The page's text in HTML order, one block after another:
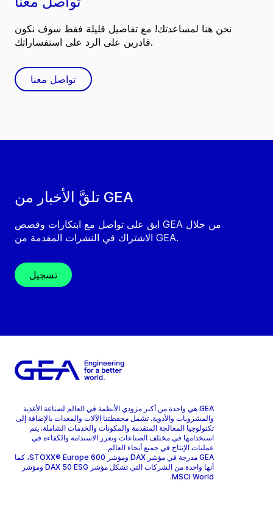
تلقَّ الأخبار من GEA
ابق على تواصل مع ابتكارات وقصص GEA من خلال
الاشتراك في النشرات المقدمة من GEA.
تسجيل
نحن هنا لمساعدتك! مع تفاصيل قليلة فقط سوف نكون
قادرين على الرد على استفساراتك.
تواصل معنا
GEA هي واحدة من أكبر مزودي الأنظمة في العالم لصناعة الأغذية
والمشروبات والأدوية. تشمل محفظتنا الآلات والمعدات بالإضافة إلى
تكنولوجيا المعالجة المتقدمة والمكونات والخدمات الشاملة. يتم
استخدامها في مختلف الصناعات وتعزز الاستدامة والكفاءة في
عمليات الإنتاج في جميع أنحاء العالم.
GEA مدرجة في مؤشر DAX ومؤشر STOXX® Europe 600، كما
أنها واحدة من الشركات التي تشكل مؤشر DAX 50 ESG ومؤشر
MSCI World.